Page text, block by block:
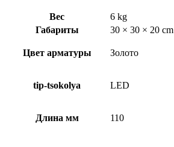
Вес
6 kg
Габариты
30 × 30 × 20 cm
Цвет арматуры Золото
tip-tsokolya LED
Длина мм 110